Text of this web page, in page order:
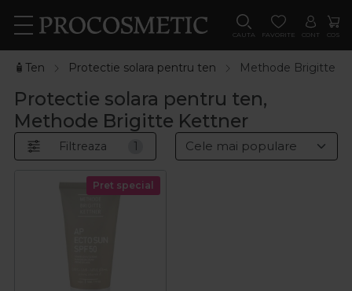
CAUTA FAVORITE CONT COS
🧴Ten Protectie solara pentru ten Methode Brigitte
Protectie solara pentru ten,
Methode Brigitte Kettner
Filtreaza 1
Pret special